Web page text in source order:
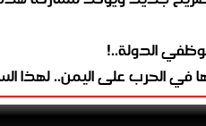
الدولة..!
في الحرب على اليمن.. لهذا